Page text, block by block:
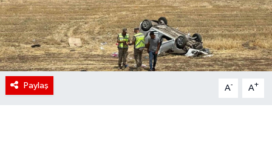
Paylaş A- A+